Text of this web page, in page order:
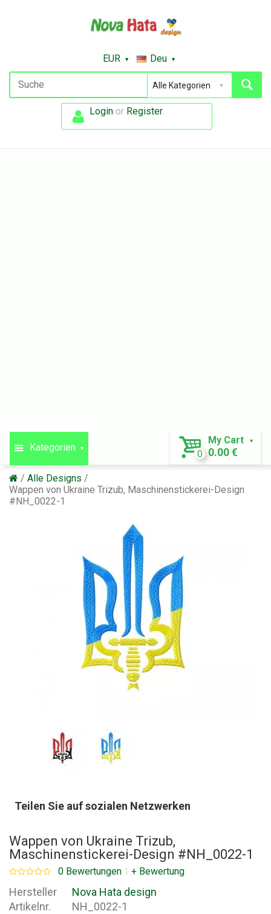
EUR Deu
Login or Register.
Kategorien
My Cart
0 0.00 €
Alle Designs
Wappen von Ukraine Trizub, Maschinenstickerei-Design
#NH_0022-1
Teilen Sie auf sozialen Netzwerken
Wappen von Ukraine Trizub,
Maschinenstickerei-Design #NH_0022-1
0 Bewertungen + Bewertung
Hersteller
Nova Hata design
Artikelnr.
NH_0022-1